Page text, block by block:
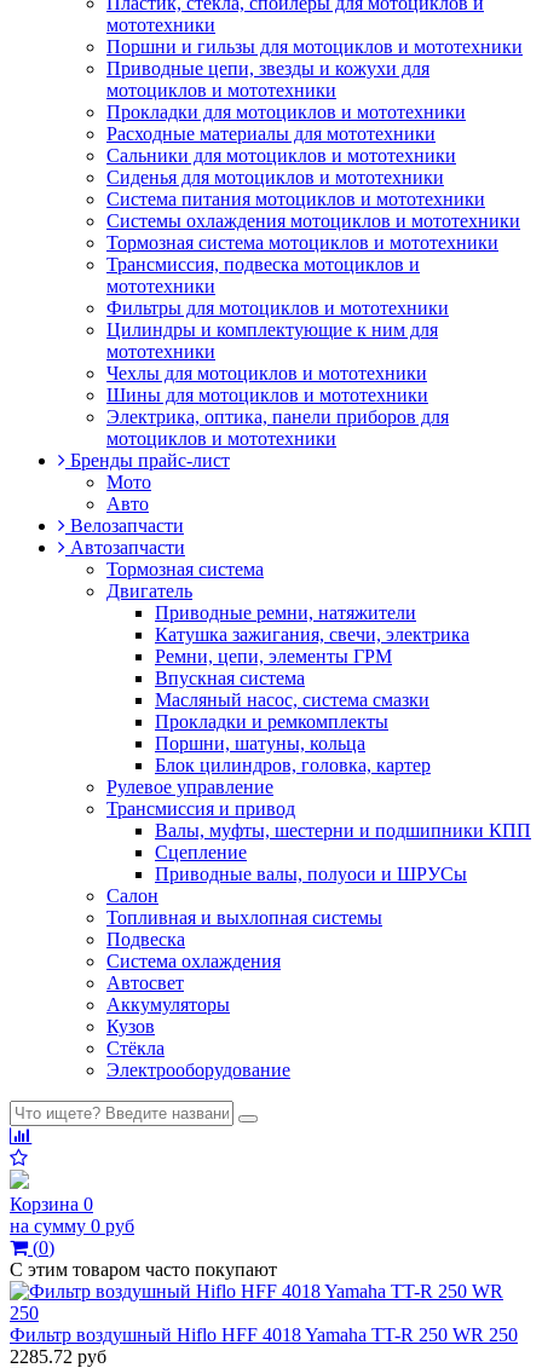
мототехники
Поршни и гильзы для мотоциклов и мототехники
Приводные цепи, звезды и кожухи для
мотоциклов и мототехники
Прокладки для мотоциклов и мототехники
Расходные материалы для мототехники
Сальники для мотоциклов и мототехники
Сиденья для мотоциклов и мототехники
Система питания мотоциклов и мототехники
Системы охлаждения мотоциклов и мототехники
Тормозная система мотоциклов и мототехники
Трансмиссия, подвеска мотоциклов и
мототехники
Фильтры для мотоциклов и мототехники
Цилиндры и комплектующие к ним для
мототехники
Чехлы для мотоциклов и мототехники
Шины для мотоциклов и мототехники
Электрика, оптика, панели приборов для
мотоциклов и мототехники
Бренды прайс-лист
Мото
Авто
Велозапчасти
Автозапчасти
Тормозная система
Двигатель
Приводные ремни, натяжители
Катушка зажигания, свечи, электрика
Ремни, цепи, элементы ГРМ
Впускная система
Масляный насос, система смазки
Прокладки и ремкомплекты
Поршни, шатуны, кольца
Блок цилиндров, головка, картер
Рулевое управление
Трансмиссия и привод
Валы, муфты, шестерни и подшипники КПП
Сцепление
Приводные валы, полуоси и ШРУСы
Салон
Топливная и выхлопная системы
Подвеска
Система охлаждения
Автосвет
Аккумуляторы
Кузов
Стёкла
Электрооборудование
Корзина 0
на сумму 0 руб
(0)
С этим товаром часто покупают
Фильтр воздушный Hiflo HFF 4018 Yamaha TT-R 250 WR 250
2285.72 руб